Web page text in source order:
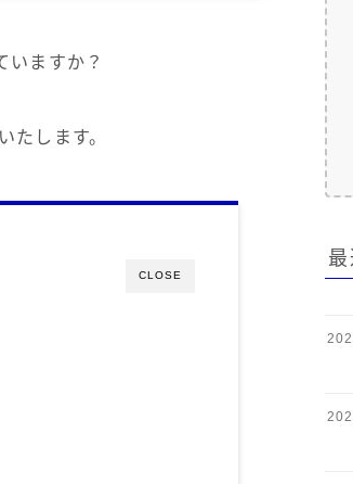
いますか？
たします。
CLOSE